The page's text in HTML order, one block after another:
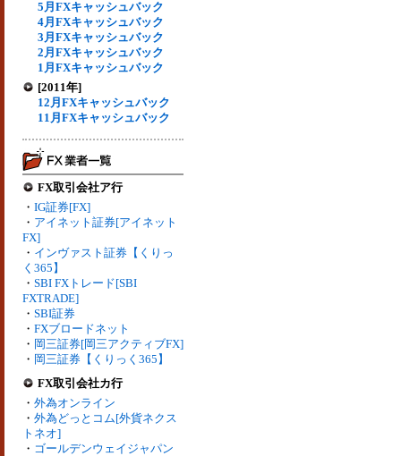
5月FXキャッシュバック
4月FXキャッシュバック
3月FXキャッシュバック
2月FXキャッシュバック
1月FXキャッシュバック
[2011年]
12月FXキャッシュバック
11月FXキャッシュバック
FX取引会社ア行
・ IG証券[FX]
・ アイネット証券[アイネット
FX]
・ インヴァスト証券【くりっ
く365】
・ SBI FXトレード[SBI
FXTRADE]
・ SBI証券
・ FXブロードネット
・ 岡三証券[岡三アクティブFX]
・ 岡三証券【くりっく365】
FX取引会社カ行
・ 外為オンライン
・ 外為どっとコム[外貨ネクス
トネオ]
・ ゴールデンウェイジャパン